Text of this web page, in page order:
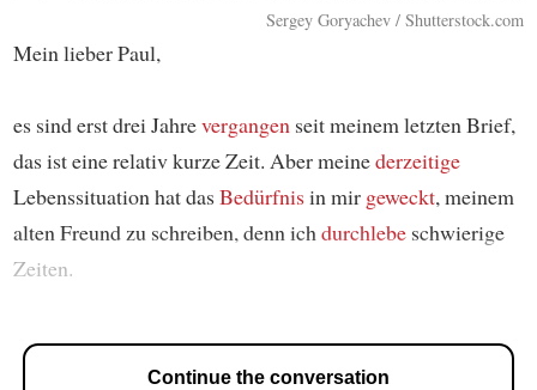
Sergey Goryachev / Shutterstock.com
Mein lieber Paul,
es sind erst drei Jahrevergangenseit meinem letzten Brief,
das ist eine relativ kurze Zeit. Aber meinederzeitige
Lebenssituation hat dasBedürfnisin mir geweckt, meinem
alten Freund zu schreiben, denn ichdurchlebeschwierige
Zeiten.
Continue the conversation